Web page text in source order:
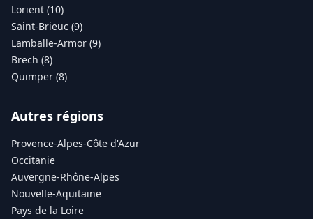
Lorient (10)
Saint-Brieuc (9)
Lamballe-Armor (9)
Brech (8)
Quimper (8)
Autres régions
Provence-Alpes-Côte d'Azur
Occitanie
Auvergne-Rhône-Alpes
Nouvelle-Aquitaine
Pays de la Loire